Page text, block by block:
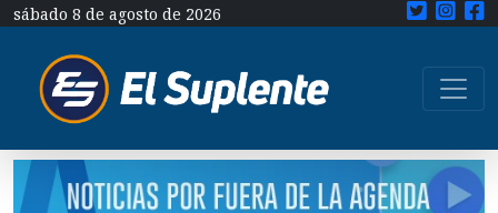
sábado 8 de agosto de 2026